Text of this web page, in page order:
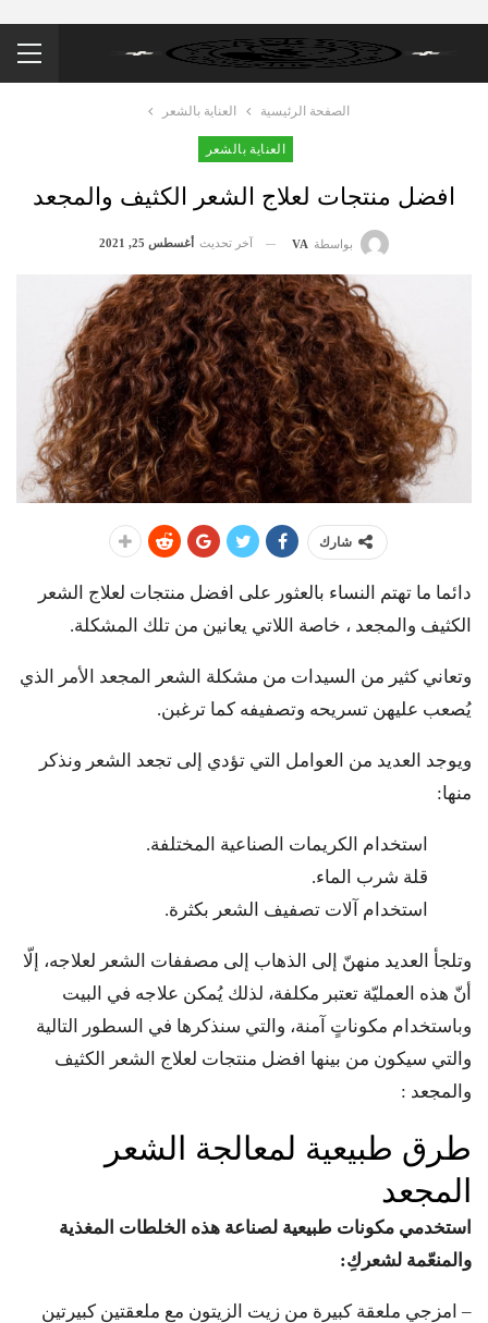
الصفحة الرئيسية العناية بالشعر
العناية بالشعر
افضل منتجات لعلاج الشعر الكثيف والمجعد
بواسطة VA آخر تحديث أغسطس 25, 2021
شارك
دائما ما تهتم النساء بالعثور على افضل منتجات لعلاج الشعر
الكثيف والمجعد ، خاصة اللاتي يعانين من تلك المشكلة.
وتعاني كثير من السيدات من مشكلة الشعر المجعد الأمر الذي
يُصعب عليهن تسريحه وتصفيفه كما ترغبن.
ويوجد العديد من العوامل التي تؤدي إلى تجعد الشعر ونذكر
منها:
استخدام الكريمات الصناعية المختلفة.
قلة شرب الماء.
استخدام آلات تصفيف الشعر بكثرة.
وتلجأ العديد منهنّ إلى الذهاب إلى مصففات الشعر لعلاجه، إلّا
أنّ هذه العمليّة تعتبر مكلفة، لذلك يُمكن علاجه في البيت
وباستخدام مكوناتٍ آمنة، والتي سنذكرها في السطور التالية
والتي سيكون من بينها افضل منتجات لعلاج الشعر الكثيف
والمجعد :
طرق طبيعية لمعالجة الشعر
المجعد
استخدمي مكونات طبيعية لصناعة هذه الخلطات المغذية
والمنعّمة لشعركِ:
– امزجي ملعقة كبيرة من زيت الزيتون مع ملعقتين كبيرتين